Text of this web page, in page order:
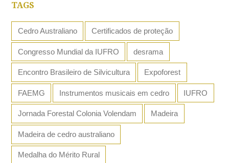
TAGS
Cedro Australiano Certificados de proteção
Congresso Mundial da IUFRO desrama
Encontro Brasileiro de Silvicultura Expoforest
FAEMG Instrumentos musicais em cedro IUFRO
Jornada Forestal Colonia Volendam Madeira
Madeira de cedro australiano
Medalha do Mérito Rural